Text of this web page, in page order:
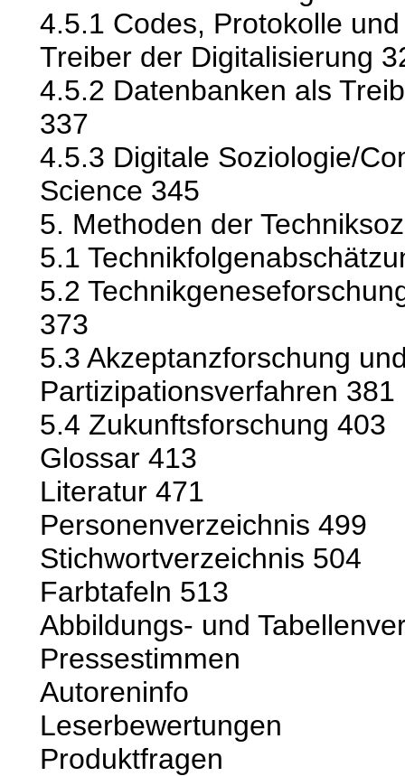
4.5.1 Codes, Protokolle
Treiber der Digitalisierung
4.5.2 Datenbanken als
337
4.5.3 Digitale Soziologie/
Science 345
5. Methoden der
5.1
5.2
373
5.3 Akzeptanzforschung
Partizipationsverfahren 381
5.4 Zukunftsforschung 403
Glossar 413
Literatur 471
Personenverzeichnis 499
Stichwortverzeichnis 504
Farbtafeln 513
Abbildungs- und
Pressestimmen
Autoreninfo
Leserbewertungen
Produktfragen